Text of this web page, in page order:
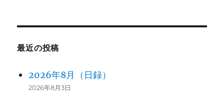
最近の投稿
2026年8月（日録）
2026年8月3日